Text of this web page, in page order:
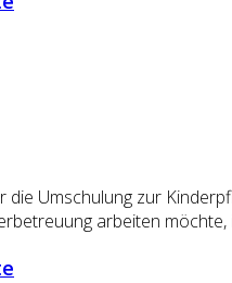
Umschulung zur
arbeiten